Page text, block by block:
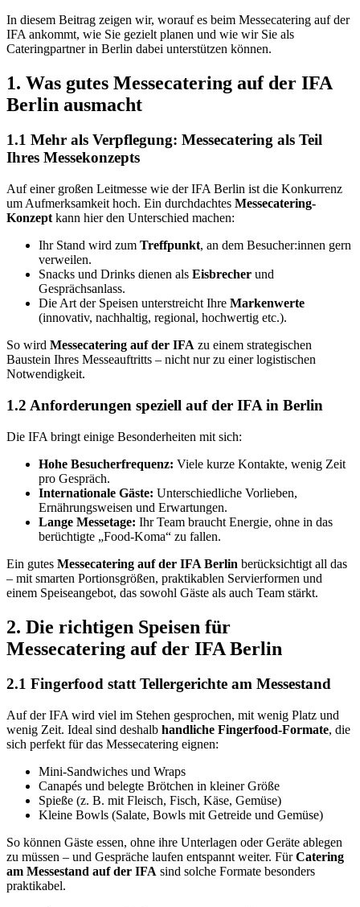
In diesem Beitrag zeigen wir, worauf es beim Messecatering auf der
IFA ankommt, wie Sie gezielt planen und wie wir Sie als
Cateringpartner in Berlin dabei unterstützen können.
1. Was gutes Messecatering auf der IFA
Berlin ausmacht
1.1 Mehr als Verpflegung: Messecatering als Teil
Ihres Messekonzepts
Auf einer großen Leitmesse wie der IFA Berlin ist die Konkurrenz
um Aufmerksamkeit hoch. Ein durchdachtes Messecatering-
Konzept kann hier den Unterschied machen:
Ihr Stand wird zum Treffpunkt, an dem Besucher:innen gern
verweilen.
Snacks und Drinks dienen als Eisbrecher und
Gesprächsanlass.
Die Art der Speisen unterstreicht Ihre Markenwerte
(innovativ, nachhaltig, regional, hochwertig etc.).
So wird Messecatering auf der IFA zu einem strategischen
Baustein Ihres Messeauftritts – nicht nur zu einer logistischen
Notwendigkeit.
1.2 Anforderungen speziell auf der IFA in Berlin
Die IFA bringt einige Besonderheiten mit sich:
Hohe Besucherfrequenz: Viele kurze Kontakte, wenig Zeit
pro Gespräch.
Internationale Gäste: Unterschiedliche Vorlieben,
Ernährungsweisen und Erwartungen.
Lange Messetage: Ihr Team braucht Energie, ohne in das
berüchtigte „Food-Koma“ zu fallen.
Ein gutes Messecatering auf der IFA Berlin berücksichtigt all das
– mit smarten Portionsgrößen, praktikablen Servierformen und
einem Speiseangebot, das sowohl Gäste als auch Team stärkt.
2. Die richtigen Speisen für
Messecatering auf der IFA Berlin
2.1 Fingerfood statt Tellergerichte am Messestand
Auf der IFA wird viel im Stehen gesprochen, mit wenig Platz und
wenig Zeit. Ideal sind deshalb handliche Fingerfood-Formate, die
sich perfekt für das Messecatering eignen:
Mini-Sandwiches und Wraps
Canapés und belegte Brötchen in kleiner Größe
Spieße (z. B. mit Fleisch, Fisch, Käse, Gemüse)
Kleine Bowls (Salate, Bowls mit Getreide und Gemüse)
So können Gäste essen, ohne ihre Unterlagen oder Geräte ablegen
zu müssen – und Gespräche laufen entspannt weiter. FürCatering
am Messestand auf der IFA sind solche Formate besonders
praktikabel.